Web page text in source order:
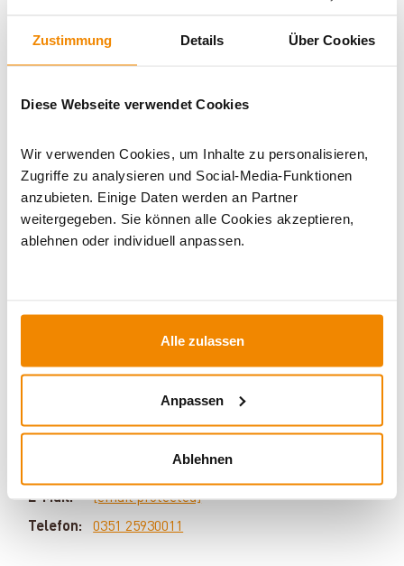
Zustimmung Details Über Cookies
Diese Webseite verwendet Cookies
Wir verwenden Cookies, um Inhalte zu personalisieren,
Zugriffe zu analysieren und Social-Media-Funktionen
anzubieten. Einige Daten werden an Partner
weitergegeben. Sie können alle Cookies akzeptieren,
ablehnen oder individuell anpassen.
Alle zulassen
Anpassen
Ablehnen
Ihr Berater für Solarthermie und
Sven Klitzsch beschäftigt sich bereits seit einigen
Jahren mit den Themen Solarthermie,
Motto: Für jedes Problem gibt es eine Lösung. Haben
Sie Fragen zu unseren Produkten und Services? Dann
E-Mail:
[email protected]
Telefon:
0351 25930011